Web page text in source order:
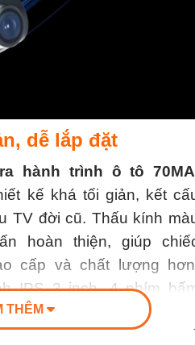
dễ lắp đặt
hành trình ô tô
kế khá tối giản, kết
TV đời cũ. Thấu kính
hoàn thiện, giúp
cấp và chất lượng
IPS 3 inch, 4 phím
quan. Bên trái là đầu
phía sau, khe cắm thẻ
THÊM